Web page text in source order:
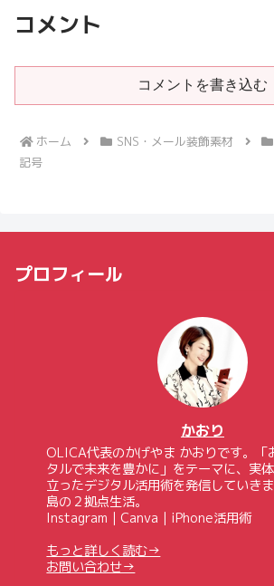
コメント
コメントを書き込む
ホーム SNS・メール装飾素材
記号
プロフィール
かおり
OLICA代表のかげやま かおりです。「
タルで未来を豊かに」をテーマに、実
立ったデジタル活用術を発信していき
島の２拠点生活。
Instagram｜Canva｜iPhone活用術
もっと詳しく読む→
お問い合わせ→